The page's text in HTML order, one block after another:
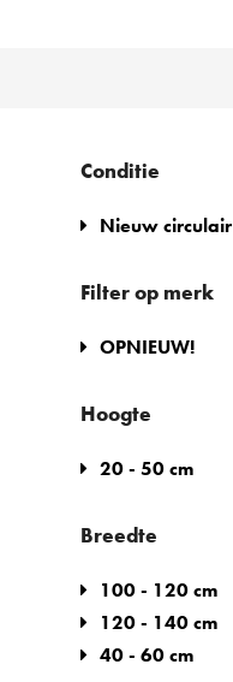
Conditie
Nieuw circulair
Filter op merk
OPNIEUW!
Hoogte
20 - 50 cm
Breedte
100 - 120 cm
120 - 140 cm
40 - 60 cm